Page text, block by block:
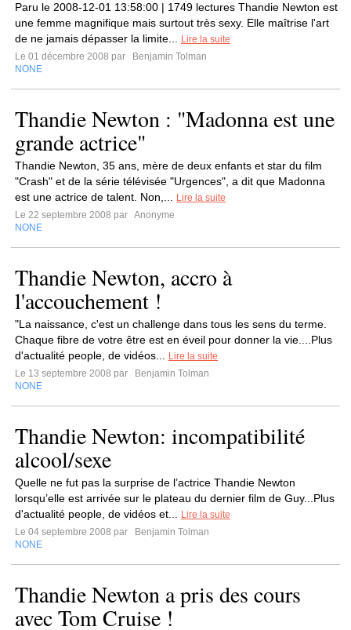
Paru le 2008-12-01 13:58:00 | 1749 lectures Thandie Newton est
une femme magnifique mais surtout très sexy. Elle maîtrise l'art
de ne jamais dépasser la limite...
Lire la suite
Le 01 décembre 2008 par
Benjamin Tolman
NONE
Thandie Newton : "Madonna est une
grande actrice"
Thandie Newton, 35 ans, mère de deux enfants et star du film
"Crash" et de la série télévisée "Urgences", a dit que Madonna
est une actrice de talent. Non,...
Lire la suite
Le 22 septembre 2008 par Anonyme
NONE
Thandie Newton, accro à
l'accouchement !
"La naissance, c'est un challenge dans tous les sens du terme.
Chaque fibre de votre être est en éveil pour donner la vie....Plus
d'actualité people, de vidéos...
Lire la suite
Le 13 septembre 2008 par
Benjamin Tolman
NONE
Thandie Newton: incompatibilité
alcool/sexe
Quelle ne fut pas la surprise de l’actrice Thandie Newton
lorsqu’elle est arrivée sur le plateau du dernier film de Guy...Plus
d'actualité people, de vidéos et...
Lire la suite
Le 04 septembre 2008 par
Benjamin Tolman
NONE
Thandie Newton a pris des cours
avec Tom Cruise !